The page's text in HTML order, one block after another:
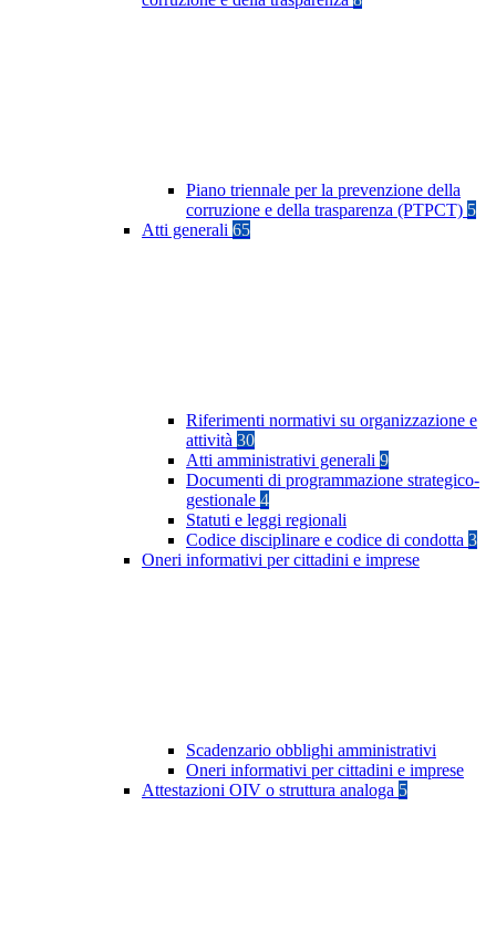
Piano triennale per la prevenzione della
corruzione e della trasparenza (PTPCT) 5
Atti generali 65
Riferimenti normativi su organizzazione e
attività 30
Atti amministrativi generali 9
Documenti di programmazione strategico-
gestionale 4
Statuti e leggi regionali
Codice disciplinare e codice di condotta 3
Oneri informativi per cittadini e imprese
Scadenzario obblighi amministrativi
Oneri informativi per cittadini e imprese
Attestazioni OIV o struttura analoga 5